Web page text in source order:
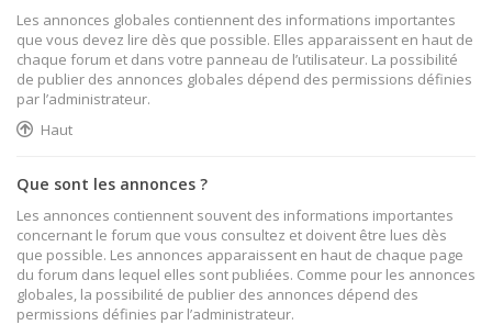
Les annonces globales contiennent des informations importantes
que vous devez lire dès que possible. Elles apparaissent en haut de
chaque forum et dans votre panneau de l’utilisateur. La possibilité
de publier des annonces globales dépend des permissions définies
par l’administrateur.
Haut
Que sont les annonces ?
Les annonces contiennent souvent des informations importantes
concernant le forum que vous consultez et doivent être lues dès
que possible. Les annonces apparaissent en haut de chaque page
du forum dans lequel elles sont publiées. Comme pour les annonces
globales, la possibilité de publier des annonces dépend des
permissions définies par l’administrateur.